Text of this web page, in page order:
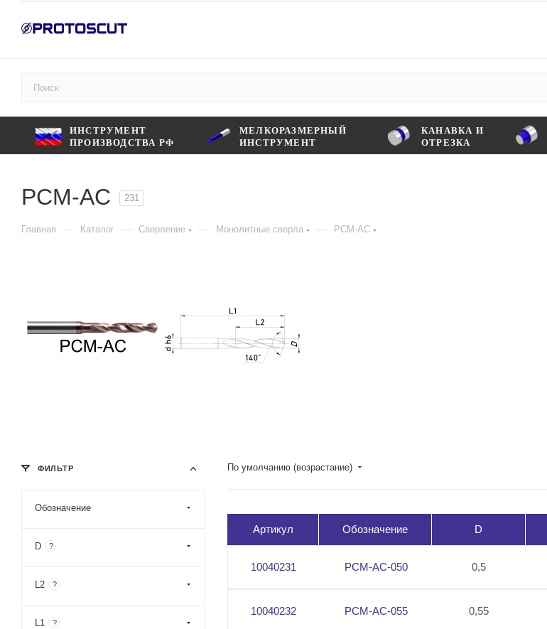
ИНСТРУМЕНТ
ПРОИЗВОДСТВА РФ
МЕЛКОРАЗМЕРНЫЙ
ИНСТРУМЕНТ
КАНАВКА И
ОТРЕЗКА
PCM-AC 231
Главная — Каталог — Сверление — Монолитные сверла — PCM-AC
По умолчанию (возрастание)
Артикул Обозначение D
10040231 PCM-AC-050 0,5
10040232 PCM-AC-055 0,55
ФИЛЬТР
Обозначение
D ?
L2 ?
L1 ?